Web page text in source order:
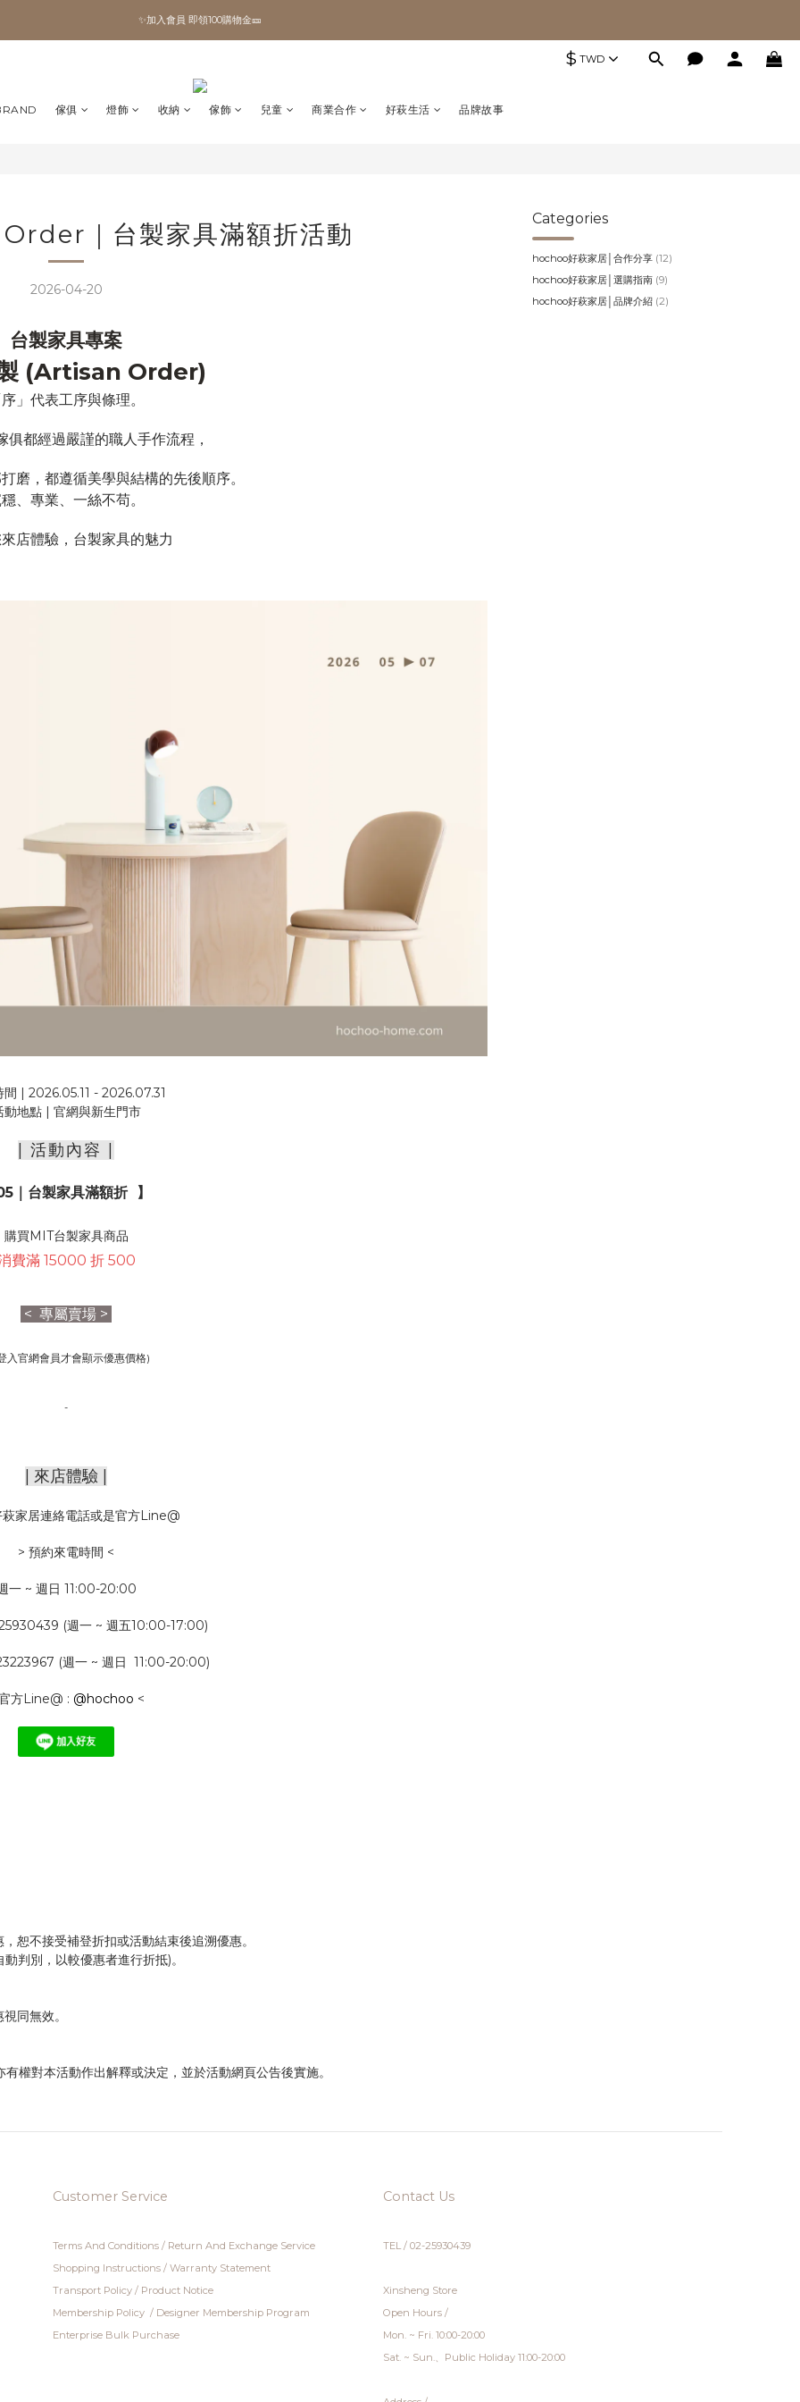
✨加入會員 即領100購物金🎫
✨加入會員 即領100購物金🎫
$ TWD
傢俱 燈飾 收納 傢飾 兒童 商業合作 好萩生活 品牌故事
｜台製家具滿額折活動
2026-04-20
台製家具專案
(Artisan Order)
序」代表工序與條理。
俱都經過嚴謹的職人手作流程，
磨，都遵循美學與結構的先後順序。
、專業、一絲不苟。
店體驗，台製家具的魅力
間 | 2026.05.11 - 2026.07.31
動地點 | 官網與新生門市
| 活動內容 |
05｜台製家具滿額折 】
購買MIT台製家具商品
費滿 15000 折 500
< 專屬賣場 >
入官網會員才會顯示優惠價格)
-
| 來店體驗 |
家居連絡電話或是官方Line@
> 預約來電時間 <
一 ~ 週日 11:00-20:00
(週一 ~ 週五10:00-17:00)
(週一 ~ 週日 11:00-20:00)
方Line@ : @hochoo <
恕不接受補登折扣或活動結束後追溯優惠。
判別，以較優惠者進行折抵)。
同無效。
權對本活動作出解釋或決定，並於活動網頁公告後實施。
Categories
hochoo好萩家居│合作分享 (12)
hochoo好萩家居│選購指南 (9)
hochoo好萩家居│品牌介紹 (2)
Customer Service
Terms And Conditions / Return And Exchange Service
Shopping Instructions / Warranty Statement
Transport Policy / Product Notice
Membership Policy / Designer Membership Program
Enterprise Bulk Purchase
Contact Us
TEL / 02-25930439
Xinsheng Store
Open Hours /
Mon. ~ Fri. 10:00-20:00
Sat. ~ Sun.、Public Holiday 11:00-20:00